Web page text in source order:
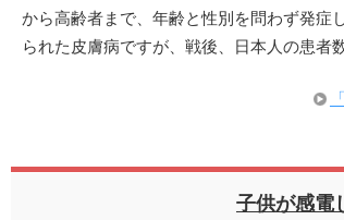
から高齢者まで、年齢と性別を問わず発症
られた皮膚病ですが、戦後、日本人の患者
子供が感電